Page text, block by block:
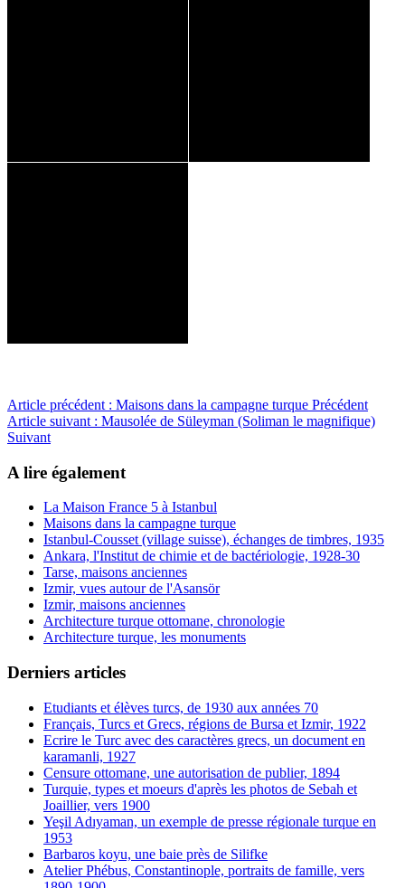
Article précédent : Maisons dans la campagne turque Précédent
Article suivant : Mausolée de Süleyman (Soliman le magnifique)
Suivant
A lire également
La Maison France 5 à Istanbul
Maisons dans la campagne turque
Istanbul-Cousset (village suisse), échanges de timbres, 1935
Ankara, l'Institut de chimie et de bactériologie, 1928-30
Tarse, maisons anciennes
Izmir, vues autour de l'Asansör
Izmir, maisons anciennes
Architecture turque ottomane, chronologie
Architecture turque, les monuments
Derniers articles
Etudiants et élèves turcs, de 1930 aux années 70
Français, Turcs et Grecs, régions de Bursa et Izmir, 1922
Ecrire le Turc avec des caractères grecs, un document en
karamanli, 1927
Censure ottomane, une autorisation de publier, 1894
Turquie, types et moeurs d'après les photos de Sebah et
Joaillier, vers 1900
Yeşil Adıyaman, un exemple de presse régionale turque en
1953
Barbaros koyu, une baie près de Silifke
Atelier Phébus, Constantinople, portraits de famille, vers